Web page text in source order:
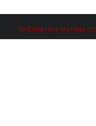
Библиотека Матице